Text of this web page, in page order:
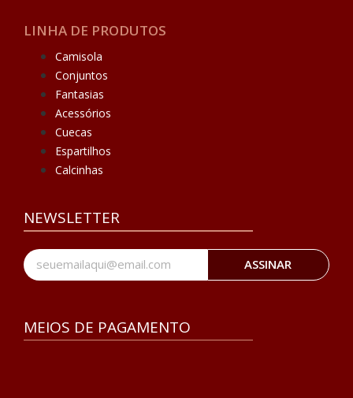
LINHA DE PRODUTOS
Camisola
Conjuntos
Fantasias
Acessórios
Cuecas
Espartilhos
Calcinhas
NEWSLETTER
ASSINAR
MEIOS DE PAGAMENTO